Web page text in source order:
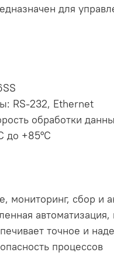
для
RS-232, Ethernet
обработки
до +85°C
мониторинг, сбор и
точное и
процессов